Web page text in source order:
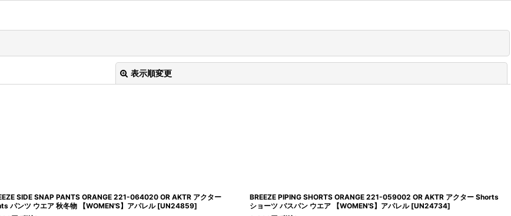
表示順変更
絞り込む
SIDE SNAP PANTS ORANGE 221-064020 OR AKTR アクター
パンツ ウエア 秋冬物 【WOMEN'S】アパレル [UN24859]
BREEZE PIPING SHORTS ORANGE 221-059002 OR AKTR アクター Shorts
ショーツ バスパン ウエア 【WOMEN'S】アパレル [UN24734]